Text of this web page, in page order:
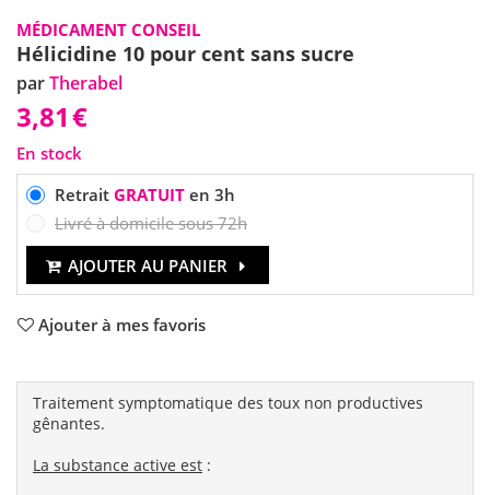
MÉDICAMENT CONSEIL
Hélicidine 10 pour cent sans sucre
parTherabel
3,81€
En stock
Retrait GRATUITen 3h
Livré à domicile sous 72h
AJOUTER AU PANIER
Ajouter à mes favoris
Traitement symptomatique des toux non productives
gênantes.
La substance active est: